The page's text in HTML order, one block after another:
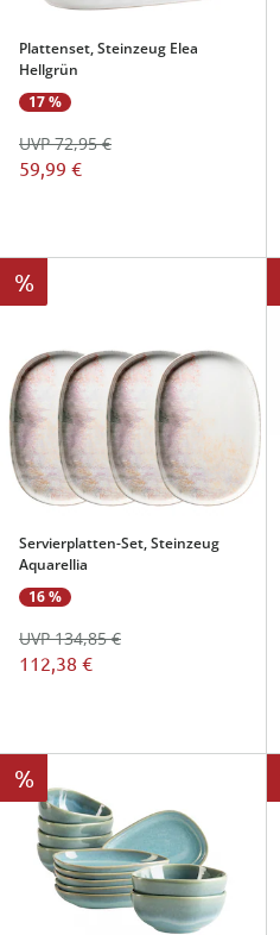
Plattenset, Steinzeug Elea
Hellgrün
17 %
59,99 €
UVP 72,95 €
%
Servierplatten-Set, Steinzeug
Aquarellia
16 %
112,38 €
UVP 134,85 €
%